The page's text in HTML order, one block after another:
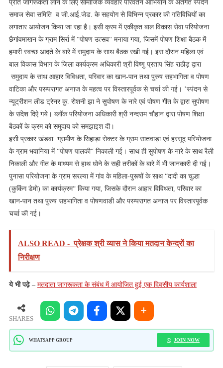
विभिन्न
गतिविधियां
प्रति जागरूकता लाने के लिए सामाजिक व्यवहार परिवर्तन आभियान के अंतर्गत स्पंदन
समाज सेवा समिति व जी.आई.जेड. के सहयोग से विभिन्न प्रकार की गतिविधियों का
लगातार आयोजन किया जा रहा है। इसी क्रम में एकीकृत बाल विकास सेवा परियोजना
छैगांवमाखन के ग्राम सिर्रा में “पोषण उत्सव“ मनाया गया, जिसमें पोषण शिक्षा बैठक में
हमारी स्वच्छ आदते के बारे में समुदाय के साथ बैठक रखी गई। इस दौरान महिला एवं
बाल विकास विभाग के जिला कार्यक्रम अधिकारी श्री विष्णु प्रताप सिंह राठौड़ द्वारा
समुदाय के साथ आहार विविधता, परिवार का खान-पान तथा पुरुष सहभागिता व पोषण
वाटिका और परम्परागत अनाज के महत्व पर विस्तारपूर्वक से चर्चा की गई। ’स्पंदन से
न्यूट्रीशन लीड ट्रेनर कु. रोशनी झा ने सुपोषण के नारे एवं पोषण गीत के द्वारा सुपोषण
के संदेश दिऐ गये। ब्लॉक परियोजना अधिकारी श्री नन्दराम चौहान द्वारा पोषण शिक्षा
बैठकों के क्रम को समुदाय को समझाइश दी।
इसी प्रकार खंडवा ग्रामीण के सिहाड़ा सेक्टर के ग्राम सातवाड़ा एवं हरसूद परियोजना
के ग्राम भवानिया में “पोषण पालकी“ निकाली गई। साथ ही सुपोषण के नारे के साथ रैली
निकाली और गीत के माध्यम से हाथ धोने के सही तरीकों के बारे में भी जानकारी दी गई।
पुनासा परियोजना के ग्राम सरल्या में गांव के महिला-पुरूषों के साथ “दादी का चुल्हा
(कुकिंग डेमो) का कार्यक्रम“ किया गया, जिसके दौरान आहार विविधता, परिवार का
खान-पान तथा पुरुष सहभागिता व पोषणवाडी और परम्परागत अनाज पर विस्तारपूर्वक
चर्चा की गई।
ALSO READ - प्रेक्षक श्री व्यास ने किया मतदान केन्द्रों का
निरीक्षण
ये भी पढ़े – मतदाता जागरूकता के संबंध में आयोजित हुई एक दिवसीय कार्यशाला
SHARES
WHATSAPP GROUP JOIN NOW